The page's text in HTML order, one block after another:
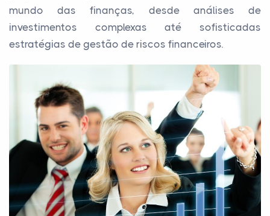
mundo das finanças, desde análises de
investimentos complexas até sofisticadas
estratégias de gestão de riscos financeiros.